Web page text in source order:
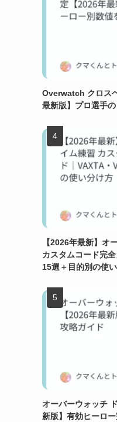
Overwatch クロス
最新版】プロ選手
【2026年最新】オ
カスタムコード完
15選＋目的別の使
オーバーウォッチ
新版】有効ヒーロ